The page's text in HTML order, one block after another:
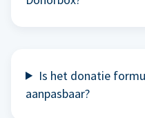
Is het donatie
aanpasbaar?